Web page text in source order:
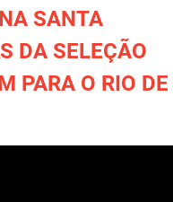
SANTA
DA SELEÇÃO
PARA O RIO DE